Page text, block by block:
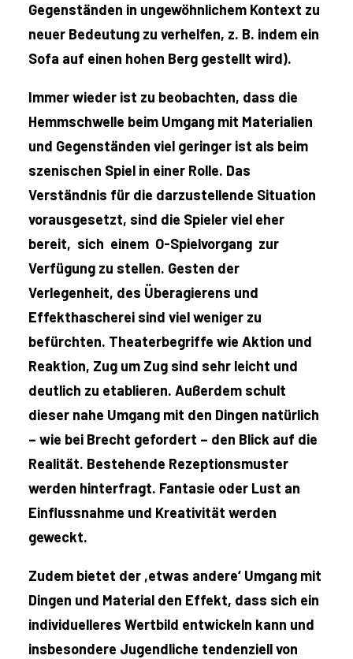
Gegenständen in ungewöhnlichem Kontext zu
neuer Bedeutung zu verhelfen, z. B. indem ein
Sofa auf einen hohen Berg gestellt wird).
Immer wieder ist zu beobachten, dass die
Hemmschwelle beim Umgang mit Materialien
und Gegenständen viel geringer ist als beim
szenischen Spiel in einer Rolle. Das
Verständnis für die darzustellende Situation
vorausgesetzt, sind die Spieler viel eher
bereit, sich einem O-Spielvorgang zur
Verfügung zu stellen. Gesten der
Verlegenheit, des Überagierens und
Effekthascherei sind viel weniger zu
befürchten. Theaterbegriffe wie Aktion und
Reaktion, Zug um Zug sind sehr leicht und
deutlich zu etablieren. Außerdem schult
dieser nahe Umgang mit den Dingen natürlich
– wie bei Brecht gefordert – den Blick auf die
Realität. Bestehende Rezeptionsmuster
werden hinterfragt. Fantasie oder Lust an
Einflussnahme und Kreativität werden
geweckt.
Zudem bietet der ,etwas andere‘ Umgang mit
Dingen und Material den Effekt, dass sich ein
individuelleres Wertbild entwickeln kann und
insbesondere Jugendliche tendenziell von